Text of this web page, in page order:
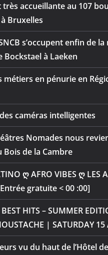
très accueillante au 107
Bruxelles
s’occupent enfin de la
Bockstael à Laeken
métiers en pénurie en
caméras intelligentes
Nomades nous
Bois de la Cambre
ღ AFRO VIBES ღ LES
gratuite < 00 :00]
HITS – SUMMER
| SATURDAY 15
vu du haut de l’Hôtel